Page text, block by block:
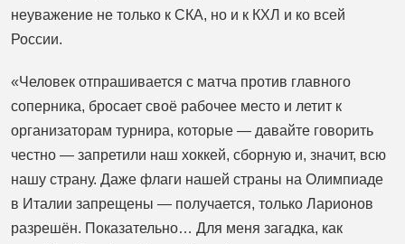
неуважение не только к СКА, но и к КХЛ и ко всей
России.
«Человек отпрашивается с матча против главного
соперника, бросает своё рабочее место и летит к
организаторам турнира, которые — давайте говорить
честно — запретили наш хоккей, сборную и, значит, всю
нашу страну. Даже флаги нашей страны на Олимпиаде
в Италии запрещены — получается, только Ларионов
разрешён. Показательно… Для меня загадка, как